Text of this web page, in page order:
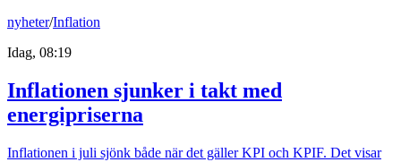
nyheter/Inflation
Idag, 08:19
Inflationen sjunker i takt med
energipriserna
Inflationen i juli sjönk både när det gäller KPI och KPIF. Det visar